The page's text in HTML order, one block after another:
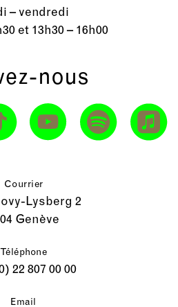
– vendredi
et 13h30 – 16h00
nous
Courrier
Lysberg 2
Genève
Téléphone
22 807 00 00
Email